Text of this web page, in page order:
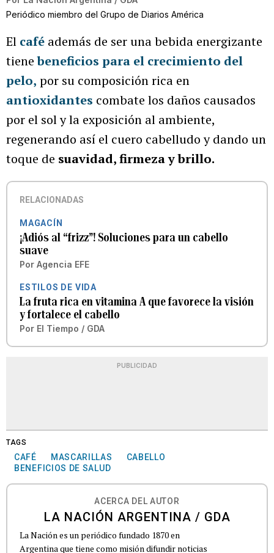
Periódico miembro del Grupo de Diarios América
El café además de ser una bebida energizante
tiene beneficios para el crecimiento del
pelo, por su composición rica en
antioxidantes combate los daños causados
por el sol y la exposición al ambiente,
regenerando así el cuero cabelludo y dando un
toque de suavidad, firmeza y brillo.
RELACIONADAS
MAGACÍN
¡Adiós al “frizz”! Soluciones para un cabello
suave
Por Agencia EFE
ESTILOS DE VIDA
La fruta rica en vitamina A que favorece la visión
y fortalece el cabello
Por El Tiempo / GDA
PUBLICIDAD
TAGS
CAFÉ MASCARILLAS
CABELLO
BENEFICIOS DE SALUD
ACERCA DEL AUTOR
LA NACIÓN ARGENTINA / GDA
La Nación es un periódico fundado 1870 en
Argentina que tiene como misión difundir noticias